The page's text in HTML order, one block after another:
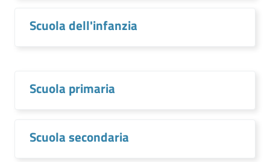
Scuola dell'infanzia
Scuola primaria
Scuola secondaria